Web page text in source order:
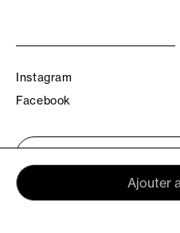
Ajouter
Instagram
Facebook